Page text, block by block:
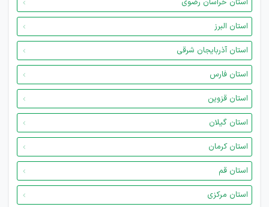
استان خراسان رضوی
استان البرز
استان آذربایجان شرقی
استان فارس
استان قزوین
استان گیلان
استان کرمان
استان قم
استان مرکزی